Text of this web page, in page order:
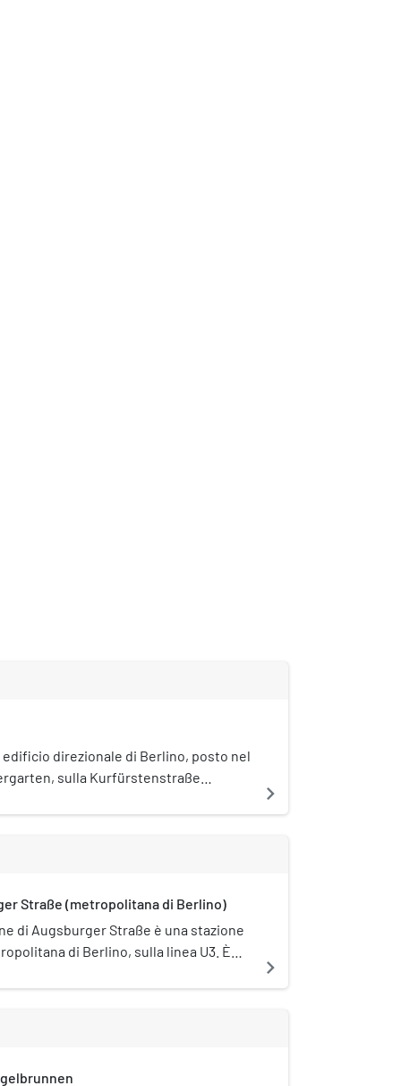
edificio direzionale di Berlino, posto nel
sulla Kurfürstenstraße
degli anni della
navigate_next
Straße (metropolitana di Berlino)
di Augsburger Straße è una stazione
di Berlino, sulla linea U3. È
navigate_next